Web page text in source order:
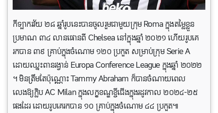
កីទ្បាករវ័យ ២៨ ឆ្នាំរូបនេះបានចូលរួមជាមួយក្រុម Roma ក្នុងតម្លៃខ្លួន
ប្រមាណ ៣៤ លានផោនពី Chelsea នៅក្នុងឆ្នាំ ២០២១ ហើយរូបគេ
រកបាន ៣៩ គ្រាប់ក្នុងចំណោម ១២០ ប្រកួត សម្រាប់ក្រុម Serie A
ដោយឈ្នះពានរង្វាន់ Europa Conference League ក្នុងឆ្នាំ ២០២២
។ មិនត្រឹមតែប៉ុណ្ណោះ Tammy Abraham ក៏បានចំណាយពេល
លេងឱ្យក្លិប AC Milan ក្នុងលក្ខខណ្ឌខ្ចីជើងក្នុងរដូវកាល ២០២៤-២៥
ផងដែរ ដោយរូបគេរកបាន ១០ គ្រាប់ក្នុងចំណោម ៤៤ ប្រកួត៕